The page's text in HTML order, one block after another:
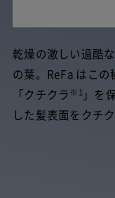
乾燥の激しい過酷
の葉。ReFa はこ
「クチクラ ※1 」を
した髪表面をクチ